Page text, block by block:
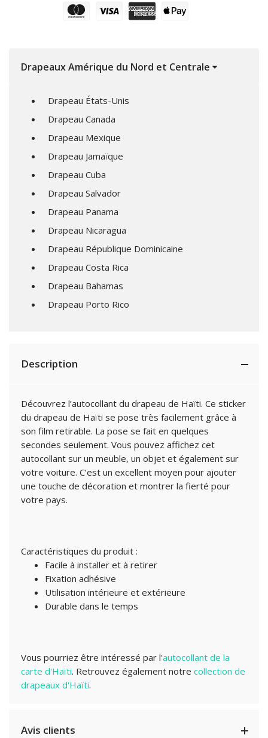
Drapeaux Amérique du Nord et Centrale
Drapeau États-Unis
Drapeau Canada
Drapeau Mexique
Drapeau Jamaïque
Drapeau Cuba
Drapeau Salvador
Drapeau Panama
Drapeau Nicaragua
Drapeau République Dominicaine
Drapeau Costa Rica
Drapeau Bahamas
Drapeau Porto Rico
Description
Découvrez l’autocollant du drapeau de Haïti. Ce sticker
du drapeau de Haïti se pose très facilement grâce à
son film retirable. La pose se fait en quelques
secondes seulement. Vous pouvez affichez cet
autocollant sur un meuble, un objet et également sur
votre voiture. C’est un excellent moyen pour ajouter
une touche de décoration et montrer la fierté pour
votre pays.
Caractéristiques du produit :
Facile à installer et à retirer
Fixation adhésive
Utilisation intérieure et extérieure
Durable dans le temps
Vous pourriez être intéressé par l'autocollant de la
carte d'Haïti. Retrouvez également notre collection de
drapeaux d'Haïti.
Avis clients